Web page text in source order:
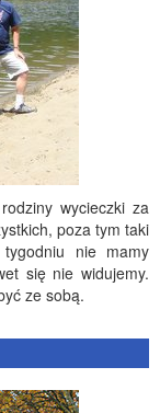
wycieczki za
poza tym taki
nie mamy
się nie widujemy.
ze sobą.